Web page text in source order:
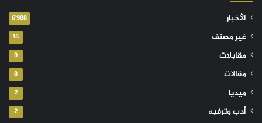
الأخبار 6٬988
غير مصنف 15
مقابلات 9
مقالات 8
ميديا 2
أدب وترفيه 2